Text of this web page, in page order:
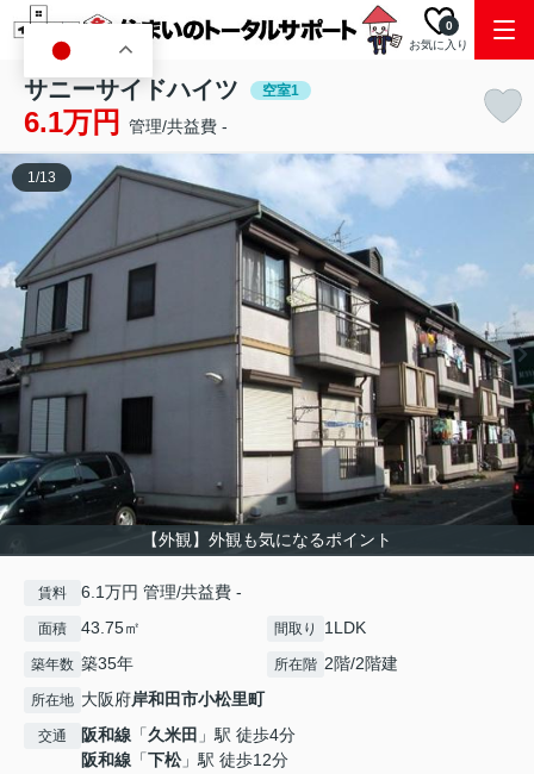
お気に入り
0
サニーサイドハイツ 空室1
6.1万円 管理/共益費 -
【外観】外観も気になるポイント
1/13
賃料 6.1万円 管理/共益費 -
面積 43.75㎡ 間取り 1LDK
築年数 築35年 所在階 2階/2階建
所在地 大阪府岸和田市小松里町
交通 阪和線 「久米田 」駅 徒歩4分
阪和線 「下松」駅 徒歩12分